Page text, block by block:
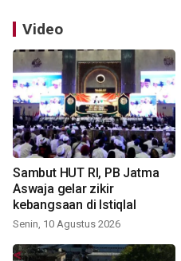
Video
Sambut HUT RI, PB Jatma
Aswaja gelar zikir
kebangsaan di Istiqlal
Senin, 10 Agustus 2026